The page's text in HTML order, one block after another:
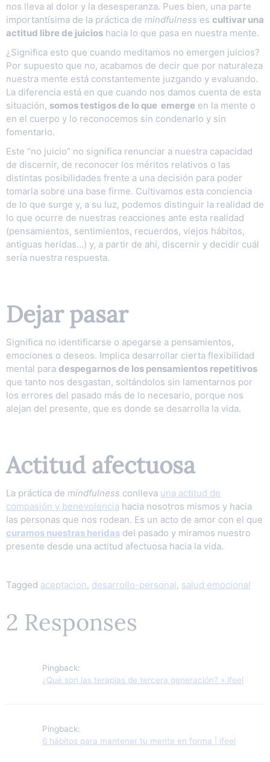
nos lleva al dolor y la desesperanza. Pues bien, una parte
importantísima de la práctica de mindfulness es cultivar una
actitud libre de juicios hacia lo que pasa en nuestra mente.
¿Significa esto que cuando meditamos no emergen juicios?
Por supuesto que no, acabamos de decir que por naturaleza
nuestra mente está constantemente juzgando y evaluando.
La diferencia está en que cuando nos damos cuenta de esta
situación, somos testigos de lo que emerge en la mente o
en el cuerpo y lo reconocemos sin condenarlo y sin
fomentarlo.
Este “no juicio” no significa renunciar a nuestra capacidad
de discernir, de reconocer los méritos relativos o las
distintas posibilidades frente a una decisión para poder
tomarla sobre una base firme. Cultivamos esta conciencia
de lo que surge y, a su luz, podemos distinguir la realidad de
lo que ocurre de nuestras reacciones ante esta realidad
(pensamientos, sentimientos, recuerdos, viejos hábitos,
antiguas heridas…) y, a partir de ahí, discernir y decidir cuál
sería nuestra respuesta.
Dejar pasar
Significa no identificarse o apegarse a pensamientos,
emociones o deseos. Implica desarrollar cierta flexibilidad
mental para despegarnos de los pensamientos repetitivos
que tanto nos desgastan, soltándolos sin lamentarnos por
los errores del pasado más de lo necesario, porque nos
alejan del presente, que es donde se desarrolla la vida.
Actitud afectuosa
La práctica de mindfulness conlleva una actitud de
compasión y benevolencia hacia nosotros mismos y hacia
las personas que nos rodean. Es un acto de amor con el que
curamos nuestras heridas del pasado y miramos nuestro
presente desde una actitud afectuosa hacia la vida.
Tagged aceptacion, desarrollo-personal, salud emocional
2 Responses
Pingback:
¿Qué son las terapias de tercera generación? » ifeel
Pingback:
6 hábitos para mantener tu mente en forma | ifeel